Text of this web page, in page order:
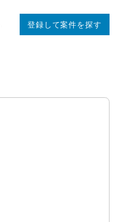
登録して案件を探す